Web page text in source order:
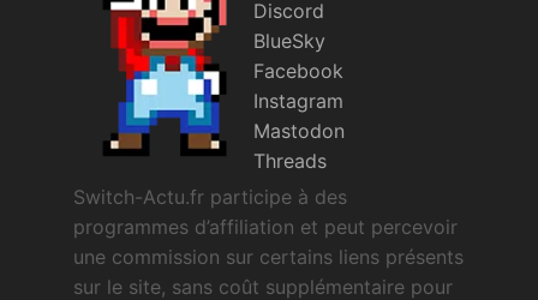
Discord
BlueSky
Facebook
Instagram
Mastodon
Threads
Switch-Actu.fr participe à des
programmes d’affiliation et peut percevoir
une commission sur certains liens présents
sur le site, sans coût supplémentaire pour